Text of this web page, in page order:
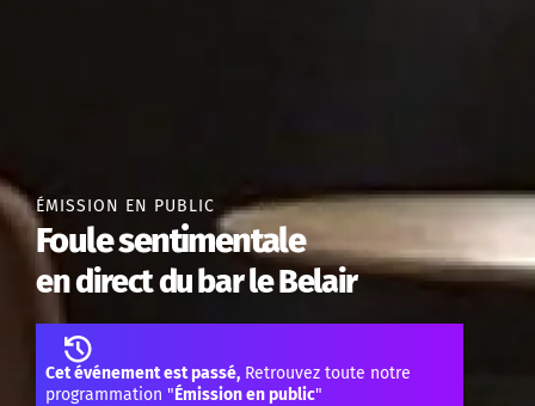
ÉMISSION EN PUBLIC
Foule sentimentale
en direct du bar le Belair
Cet événement est passé, Retrouvez toute notre
programmation "Émission en public"